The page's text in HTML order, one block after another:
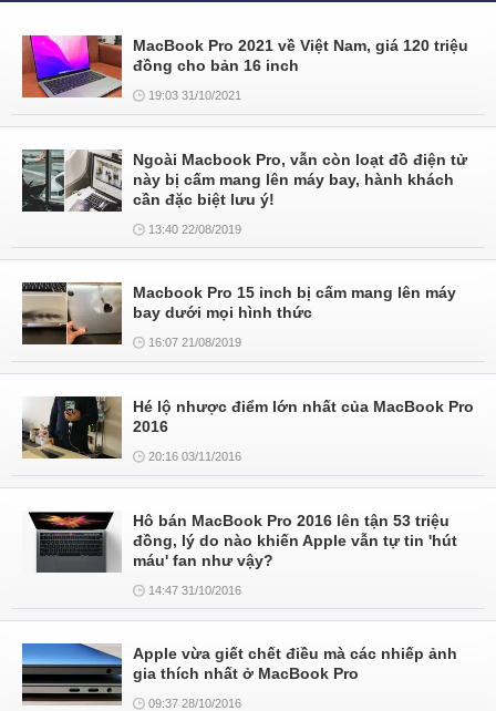
MacBook Pro 2021 về Việt Nam, giá 120 triệu
đồng cho bản 16 inch
19:03 31/10/2021
Ngoài Macbook Pro, vẫn còn loạt đồ điện tử
này bị cấm mang lên máy bay, hành khách
cần đặc biệt lưu ý!
13:40 22/08/2019
Macbook Pro 15 inch bị cấm mang lên máy
bay dưới mọi hình thức
16:07 21/08/2019
Hé lộ nhược điểm lớn nhất của MacBook Pro
2016
20:16 03/11/2016
Hô bán MacBook Pro 2016 lên tận 53 triệu
đồng, lý do nào khiến Apple vẫn tự tin 'hút
máu' fan như vậy?
14:47 31/10/2016
Apple vừa giết chết điều mà các nhiếp ảnh
gia thích nhất ở MacBook Pro
09:37 28/10/2016